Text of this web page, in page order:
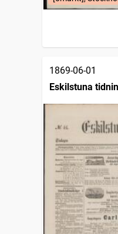
1869-06-01
Eskilstuna